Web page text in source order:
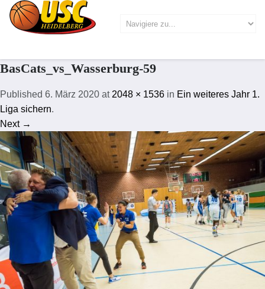
BasCats_vs_Wasserburg-59
Published 6. März 2020 at 2048 × 1536 in Ein weiteres Jahr 1.
Liga sichern.
Next →